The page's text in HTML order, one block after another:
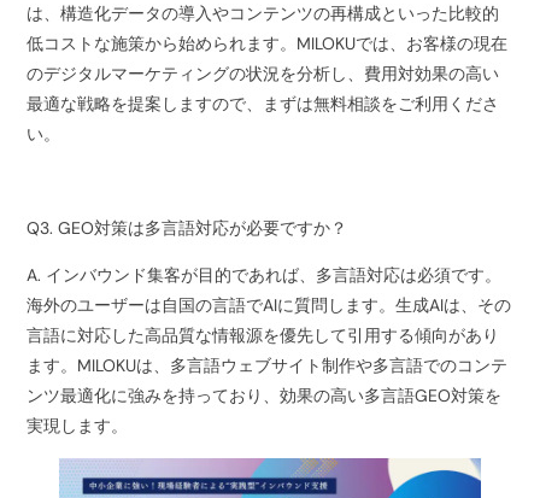
は、構造化データの導入やコンテンツの再構成といった比較的
低コストな施策から始められます。MILOKUでは、お客様の現在
のデジタルマーケティングの状況を分析し、費用対効果の高い
最適な戦略を提案しますので、まずは無料相談をご利用くださ
い。
Q3. GEO対策は多言語対応が必要ですか？
A. インバウンド集客が目的であれば、多言語対応は必須です。
海外のユーザーは自国の言語でAIに質問します。生成AIは、その
言語に対応した高品質な情報源を優先して引用する傾向があり
ます。MILOKUは、多言語ウェブサイト制作や多言語でのコンテ
ンツ最適化に強みを持っており、効果の高い多言語GEO対策を
実現します。